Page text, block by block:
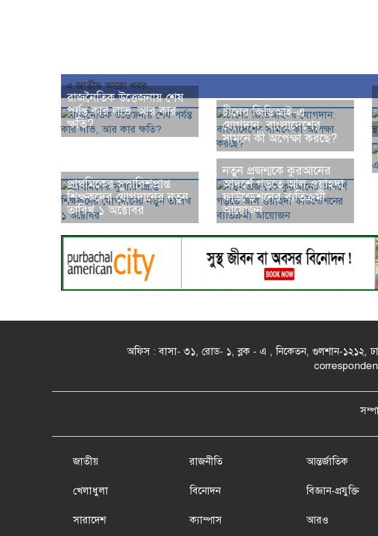
এ জাতীয় আরো খবর...
রাজনৈতিক উত্তেজনায় শেষ
পর্যন্ত কার লাভ, আর কার
ক্ষতি?
চীনের জিডিআই-এ
যোগদান: বাংলাদেশের
সামনে কী অপেক্ষা করছে?
প্রাথমিকের সুপারিশপ্রাপ্ত
শিক্ষকদের যোগদানের নতুন
তারিখ ১ অক্টোবর
নতুন প্রজন্মকে কুরআনের
আদর্শে গড়তে আল ওয়াহদা
ফাউন্ডেশনের ব্যতিক্রমী
আয়োজন
অফিস : বাসা- ৩১, রোড- ১, ব্লক - এ , নিকেতন, গুলশান-
জাতীয় রাজনীতি আন্তর্জাতিক
খেলাধুলা বিনোদন বিজ্ঞান-প্রযুক্তি
সারাদেশ ক্যাম্পাস আরও